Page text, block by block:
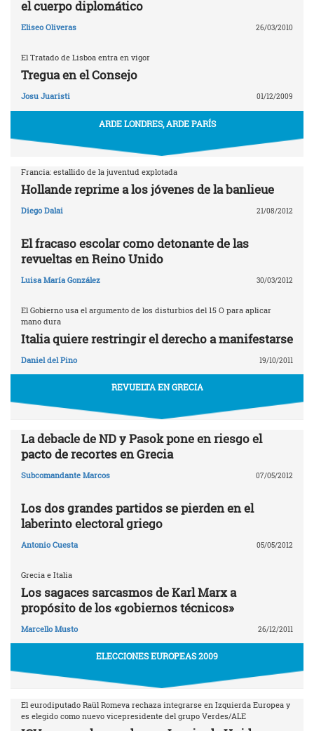
el cuerpo diplomático
Eliseo Oliveras 26/03/2010
El Tratado de Lisboa entra en vigor
Tregua en el Consejo
Josu Juaristi 01/12/2009
ARDE LONDRES, ARDE PARÍS
Francia: estallido de la juventud explotada
Hollande reprime a los jóvenes de la banlieue
Diego Dalai 21/08/2012
El fracaso escolar como detonante de las
revueltas en Reino Unido
Luisa María González 30/03/2012
El Gobierno usa el argumento de los disturbios del 15 O para aplicar
mano dura
Italia quiere restringir el derecho a manifestarse
Daniel del Pino 19/10/2011
REVUELTA EN GRECIA
La debacle de ND y Pasok pone en riesgo el
pacto de recortes en Grecia
Subcomandante Marcos 07/05/2012
Los dos grandes partidos se pierden en el
laberinto electoral griego
Antonio Cuesta 05/05/2012
Grecia e Italia
Los sagaces sarcasmos de Karl Marx a
propósito de los «gobiernos técnicos»
Marcello Musto 26/12/2011
ELECCIONES EUROPEAS 2009
El eurodiputado Raül Romeva rechaza integrarse en Izquierda Europea y
es elegido como nuevo vicepresidente del grupo Verdes/ALE